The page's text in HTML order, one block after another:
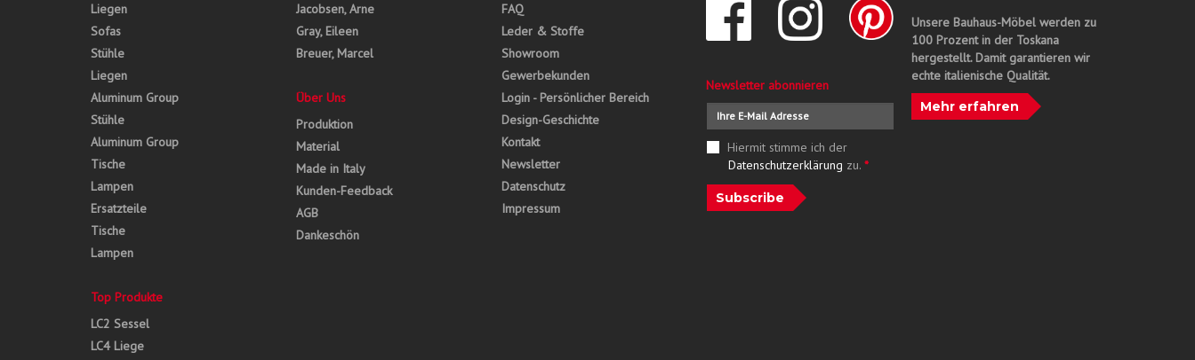
Liegen
Sofas
Stühle
Liegen
Aluminum Group
Stühle
Aluminum Group
Tische
Lampen
Ersatzteile
Tische
Lampen
Top Produkte
LC2 Sessel
LC4 Liege
Jacobsen, Arne
Gray, Eileen
Breuer, Marcel
Über Uns
Produktion
Material
Made in Italy
Kunden-Feedback
AGB
Dankeschön
FAQ
Leder & Stoffe
Showroom
Gewerbekunden
Login - Persönlicher Bereich
Design-Geschichte
Kontakt
Newsletter
Datenschutz
Impressum
Newsletter abonnieren
Hiermit stimme ich der
Datenschutzerklärung zu. *
Subscribe
Unsere Bauhaus-Möbel werden zu
100 Prozent in der Toskana
hergestellt. Damit garantieren wir
echte italienische Qualität.
Mehr erfahren